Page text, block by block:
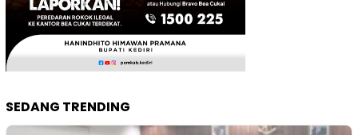
SEDANG TRENDING